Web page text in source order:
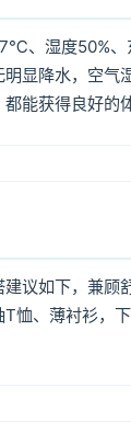
、湿度50%
显降水，空
能获得良好的
议如下，兼顾
恤、薄衬衫，